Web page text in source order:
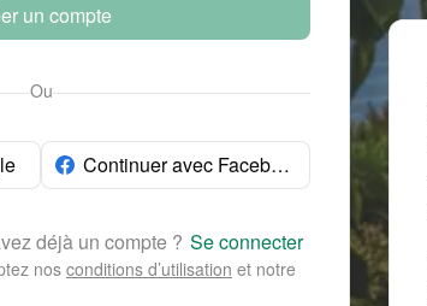
un compte
Ou
Continuer avec Facebook
déjà un compte ? Se connecter
nos conditions d’utilisation et notre